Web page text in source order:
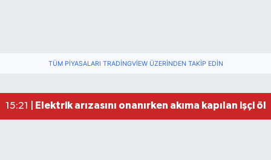
TÜM PIYASALARI TRADINGVIEW ÜZERINDEN TAKIP EDIN
15:21 | Elektrik arızasını onanırken akıma kapılan işçi